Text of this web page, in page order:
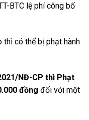
BTC lệ phí công bố
thì có thể bị phạt hành
NĐ-CP thì Phạt
đồng đối với một